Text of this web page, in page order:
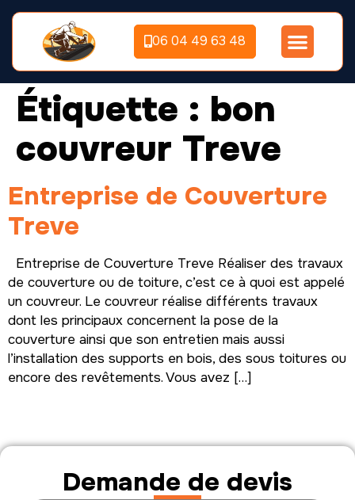
06 04 49 63 48
Étiquette : bon
couvreur Treve
Entreprise de Couverture
Treve
Entreprise de Couverture Treve Réaliser des travaux
de couverture ou de toiture, c’est ce à quoi est appelé
un couvreur. Le couvreur réalise différents travaux
dont les principaux concernent la pose de la
couverture ainsi que son entretien mais aussi
l’installation des supports en bois, des sous toitures ou
encore des revêtements. Vous avez […]
Demande de devis